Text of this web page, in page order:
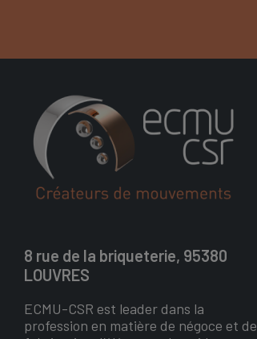
8 rue de la briqueterie, 95380
LOUVRES
ECMU-CSR est leader dans la
profession en matière de négoce et de